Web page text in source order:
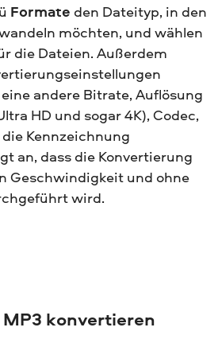
Formate den Dateityp, in den
möchten, und wählen
die Dateien. Außerdem
andere Bitrate, Auflösung
HD und sogar 4K), Codec,
Kennzeichnung
an, dass die Konvertierung
Geschwindigkeit und ohne
wird.
konvertieren